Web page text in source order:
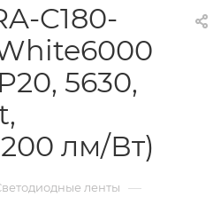
C180-
5630,
лм/Вт)
ленты —